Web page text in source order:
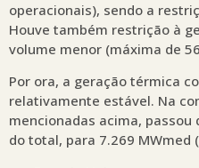
operacionais), sendo a
Houve também restrição à
volume menor (máxima de
Por ora, a geração térmica
relativamente estável. Na
mencionadas acima, passou
do total, para 7.269 MWmed